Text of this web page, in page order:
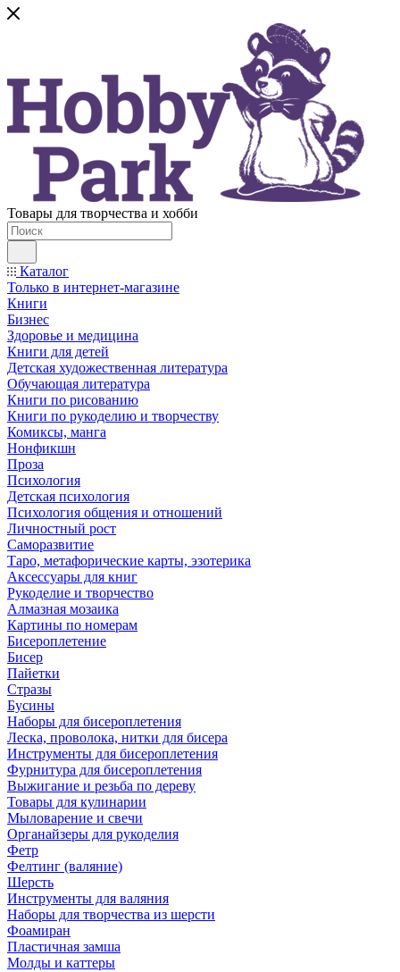
Товары для творчества и хобби
Каталог
Только в интернет-магазине
Книги
Бизнес
Здоровье и медицина
Книги для детей
Детская художественная литература
Обучающая литература
Книги по рисованию
Книги по рукоделию и творчеству
Комиксы, манга
Нонфикшн
Проза
Психология
Детская психология
Психология общения и отношений
Личностный рост
Саморазвитие
Таро, метафорические карты, эзотерика
Аксессуары для книг
Рукоделие и творчество
Алмазная мозаика
Картины по номерам
Бисероплетение
Бисер
Пайетки
Стразы
Бусины
Наборы для бисероплетения
Леска, проволока, нитки для бисера
Инструменты для бисероплетения
Фурнитура для бисероплетения
Выжигание и резьба по дереву
Товары для кулинарии
Мыловарение и свечи
Органайзеры для рукоделия
Фетр
Фелтинг (валяние)
Шерсть
Инструменты для валяния
Наборы для творчества из шерсти
Фоамиран
Пластичная замша
Молды и каттеры